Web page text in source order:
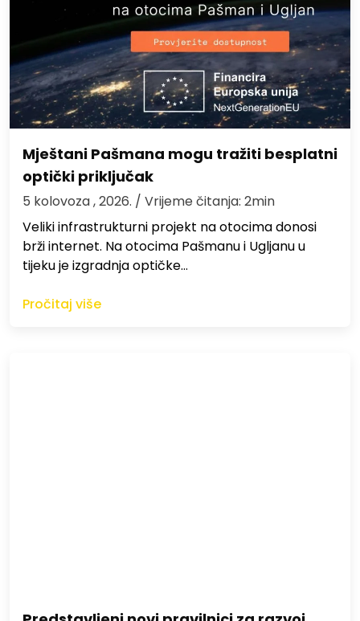
Mještani Pašmana mogu tražiti besplatni
optički priključak
5 kolovoza , 2026. / Vrijeme čitanja: 2min
Veliki infrastrukturni projekt na otocima donosi
brži internet. Na otocima Pašmanu i Ugljanu u
tijeku je izgradnja optičke…
Pročitaj više